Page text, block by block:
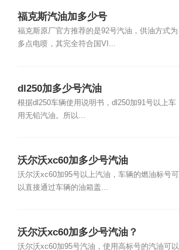
福克斯汽油加多少号
福克斯原厂官方推荐的是92号汽油，供油方式为
多点电喷，其完全符合国VI...
dl250加多少号汽油
根据dl250车辆使用说明书，dl250加91号以上车
用无铅汽油。所以...
沃尔沃xc60加多少号汽油
沃尔沃xc60加95号以上汽油，车辆的燃油标号可
以直接通过车辆的油箱盖...
沃尔沃xc60加多少号汽油？
沃尔沃xc60加95号汽油，使用高标号的汽油可以